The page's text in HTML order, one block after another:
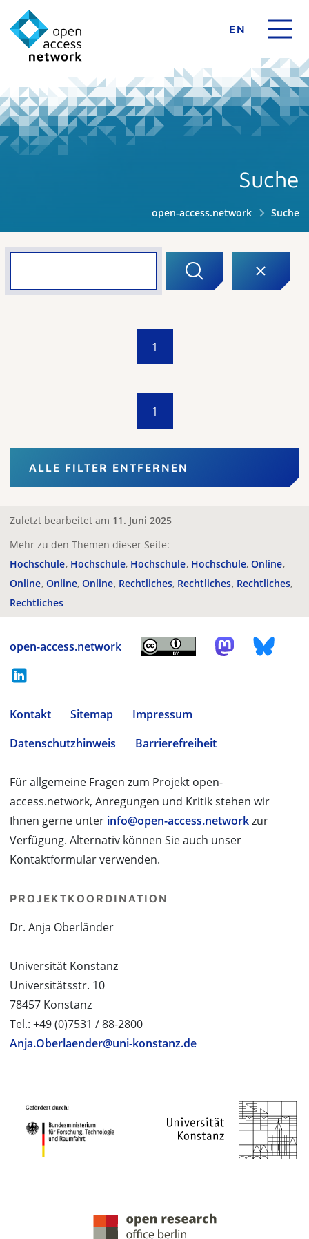
EN
Suche
open-access.network Suche
1
1
ALLE FILTER ENTFERNEN
Zuletzt bearbeitet am 11. Juni 2025
Mehr zu den Themen dieser Seite:
Hochschule Hochschule Hochschule Hochschule Online
Online Online Online Rechtliches Rechtliches Rechtliches
Rechtliches
open-access.network
Kontakt Sitemap
Impressum
Datenschutzhinweis
Barrierefreiheit
Für allgemeine Fragen zum Projekt open-
access.network, Anregungen und Kritik stehen wir
Ihnen gerne unter info@open-access.networkzur
Verfügung. Alternativ können Sie auch unser
Kontaktformular verwenden.
PROJEKTKOORDINATION
Dr. Anja Oberländer
Universität Konstanz
Universitätsstr. 10
78457 Konstanz
Tel.: +49 (0)7531 / 88-2800
Anja.Oberlaender@uni-konstanz.de